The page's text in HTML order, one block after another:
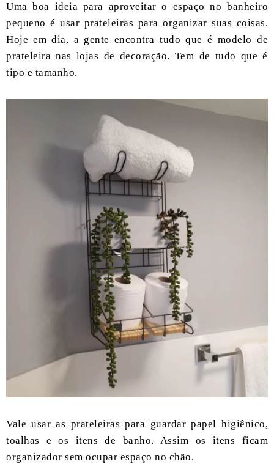
Uma boa ideia para aproveitar o espaço no banheiro
pequeno é usar prateleiras para organizar suas coisas.
Hoje em dia, a gente encontra tudo que é modelo de
prateleira nas lojas de decoração. Tem de tudo que é
tipo e tamanho.
Vale usar as prateleiras para guardar papel higiênico,
toalhas e os itens de banho. Assim os itens ficam
organizador sem ocupar espaço no chão.